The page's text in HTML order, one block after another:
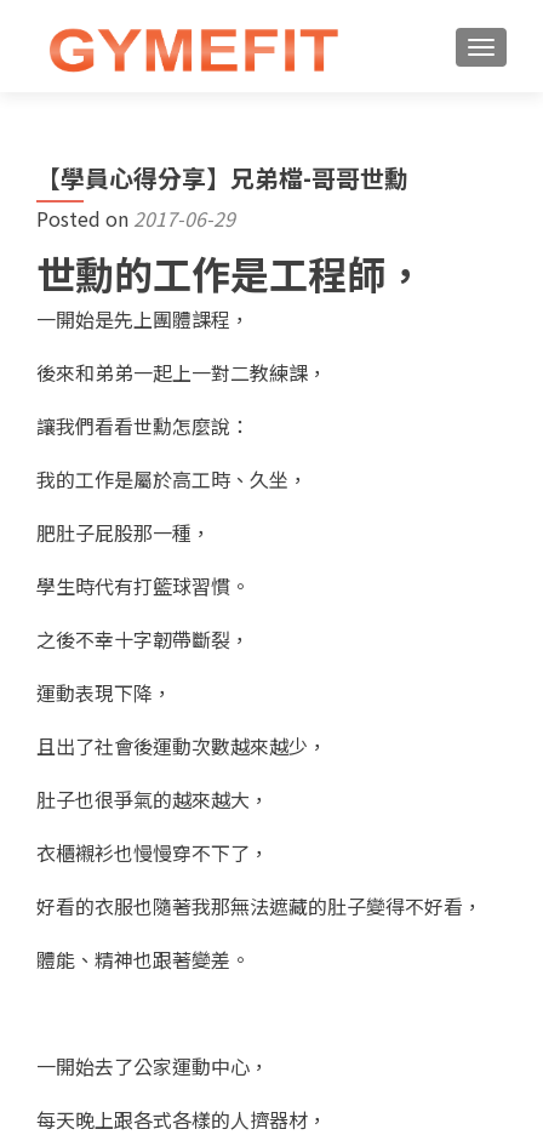
【學員心得分享】兄弟檔-哥哥世勳
Posted on 2017-06-29
世勳的工作是工程師，
一開始是先上團體課程，
後來和弟弟一起上一對二教練課，
讓我們看看世勳怎麼說：
我的工作是屬於高工時、久坐，
肥肚子屁股那一種，
學生時代有打籃球習慣。
之後不幸十字韌帶斷裂，
運動表現下降，
且出了社會後運動次數越來越少，
肚子也很爭氣的越來越大，
衣櫃襯衫也慢慢穿不下了，
好看的衣服也隨著我那無法遮藏的肚子變得不好看，
體能、精神也跟著變差。
一開始去了公家運動中心，
每天晚上跟各式各樣的人擠器材，